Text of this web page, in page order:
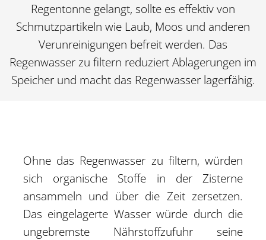
Regentonne gelangt, sollte es effektiv von
Schmutzpartikeln wie Laub, Moos und anderen
Verunreinigungen befreit werden. Das
Regenwasser zu filtern reduziert Ablagerungen im
Speicher und macht das Regenwasser lagerfähig.
Ohne das Regenwasser zu filtern, würden
sich organische Stoffe in der Zisterne
ansammeln und über die Zeit zersetzen.
Das eingelagerte Wasser würde durch die
ungebremste Nährstoffzufuhr seine